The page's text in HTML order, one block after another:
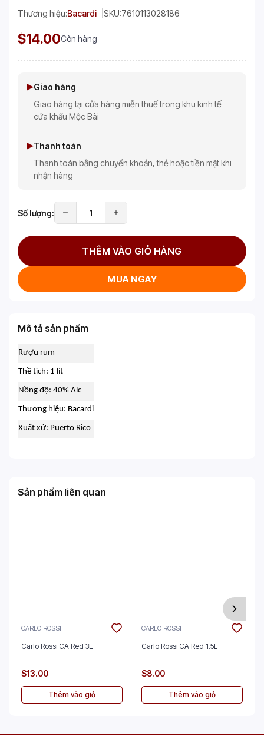
Thương hiệu:Bacardi SKU:7610113028186
$14.00Còn hàng
Giao hàng
Giao hàng tại cửa hàng miễn thuế trong khu kinh tế
cửa khẩu Mộc Bài
Thanh toán
Thanh toán bằng chuyển khoản, thẻ hoặc tiền mặt khi
nhận hàng
Số lượng:
THÊM VÀO GIỎ HÀNG
MUA NGAY
Mô tả sản phẩm
Rượu rum
Thề tích: 1 lít
Nồng độ: 40% Alc
Thương hiệu: Bacardi
Xuất xứ: Puerto Rico
Sản phẩm liên quan
CARLO ROSSI
Carlo Rossi CA Red 3L
$13.00
Thêm vào giỏ
CARLO ROSSI
Carlo Rossi CA Red 1.5L
$8.00
Thêm vào giỏ